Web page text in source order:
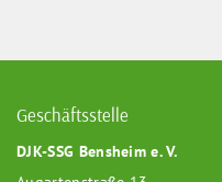
Geschäftsstelle
DJK-SSG Bensheim e. V.